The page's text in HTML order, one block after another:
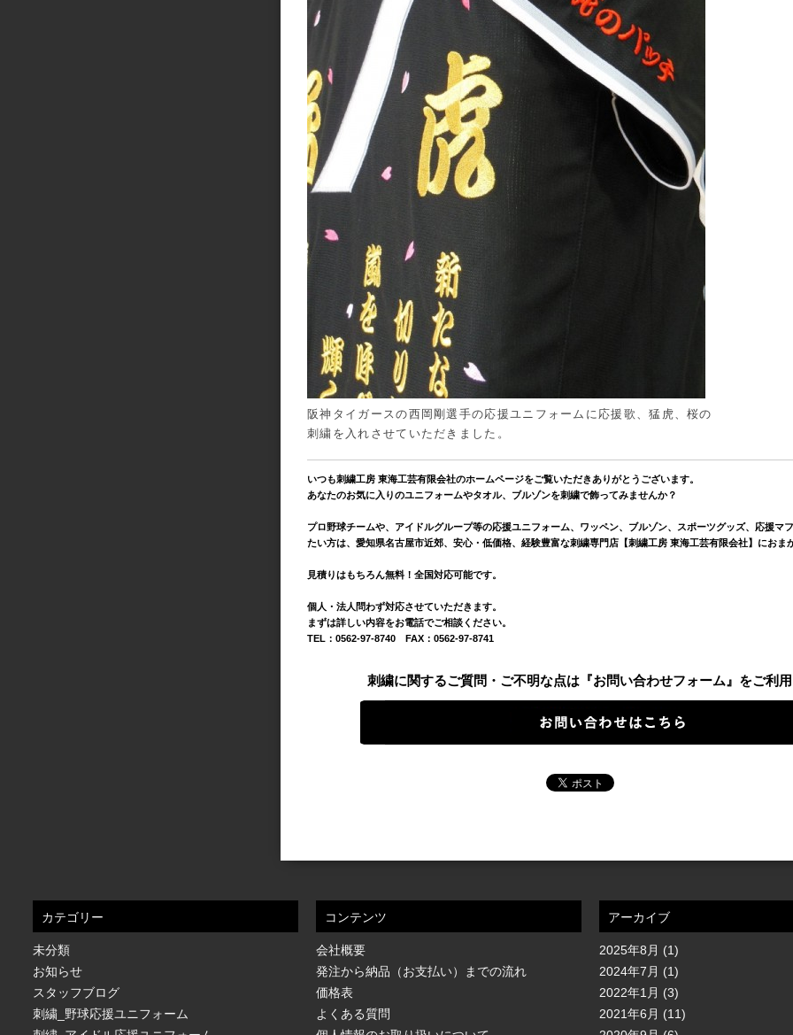
阪神タイガースの西岡剛選手の応援ユニフォームに応援歌、猛虎、桜の
刺繍を入れさせていただきました。
いつも刺繍工房 東海工芸有限会社のホームページをご覧いただきありがとうございます。
あなたのお気に入りのユニフォームやタオル、ブルゾンを刺繍で飾ってみませんか？
プロ野球チームや、アイドルグループ等の応援ユニフォーム、ワッペン、ブルゾン、スポーツグッズ、応援マ
たい方は、愛知県名古屋市近郊、安心・低価格、経験豊富な刺繍専門店【刺繍工房 東海工芸有限会社】におま
見積りはもちろん無料！全国対応可能です。
個人・法人問わず対応させていただきます。
まずは詳しい内容をお電話でご相談ください。
TEL：0562-97-8740 FAX：0562-97-8741
刺繍に関するご質問・ご不明な点は『お問い合わせフォーム』をご利
カテゴリー
未分類
お知らせ
スタッフブログ
刺繍_野球応援ユニフォーム
コンテンツ
会社概要
発注から納品（お支払い）までの流れ
価格表
よくある質問
アーカイブ
2025年8月 (1)
2024年7月 (1)
2022年1月 (3)
2021年6月 (11)